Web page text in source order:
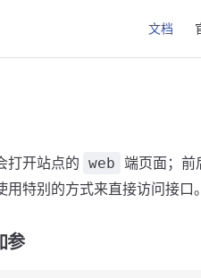
文档
打开站点的 web 端页面；前
特别的方式来直接访问接口。
参